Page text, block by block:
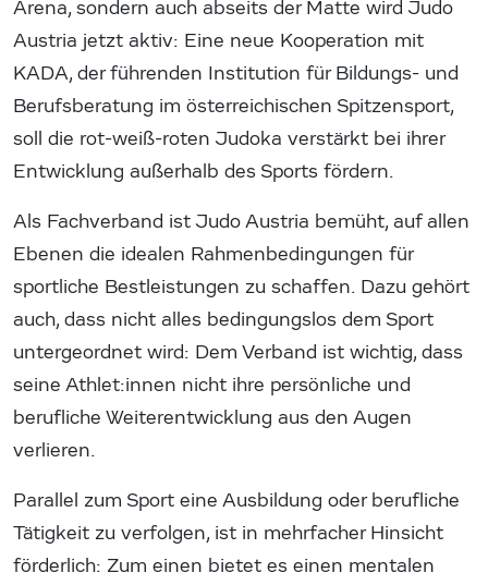
Arena, sondern auch abseits der Matte wird Judo
Austria jetzt aktiv: Eine neue Kooperation mit
KADA, der führenden Institution für Bildungs- und
Berufsberatung im österreichischen Spitzensport,
soll die rot-weiß-roten Judoka verstärkt bei ihrer
Entwicklung außerhalb des Sports fördern.
Als Fachverband ist Judo Austria bemüht, auf allen
Ebenen die idealen Rahmenbedingungen für
sportliche Bestleistungen zu schaffen. Dazu gehört
auch, dass nicht alles bedingungslos dem Sport
untergeordnet wird: Dem Verband ist wichtig, dass
seine Athlet:innen nicht ihre persönliche und
berufliche Weiterentwicklung aus den Augen
verlieren.
Parallel zum Sport eine Ausbildung oder berufliche
Tätigkeit zu verfolgen, ist in mehrfacher Hinsicht
förderlich: Zum einen bietet es einen mentalen